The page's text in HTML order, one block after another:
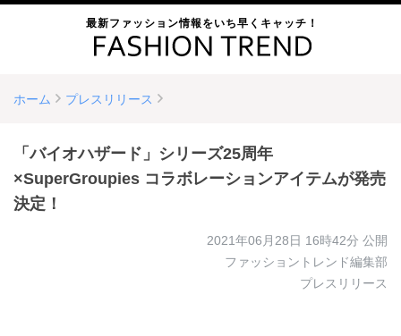
最新ファッション情報をいち早くキャッチ！
ホーム プレスリリース
「バイオハザード」シリーズ25周年
×SuperGroupies コラボレーションアイテムが発売
決定！
2021年06月28日 16時42分 公開
ファッショントレンド編集部
プレスリリース